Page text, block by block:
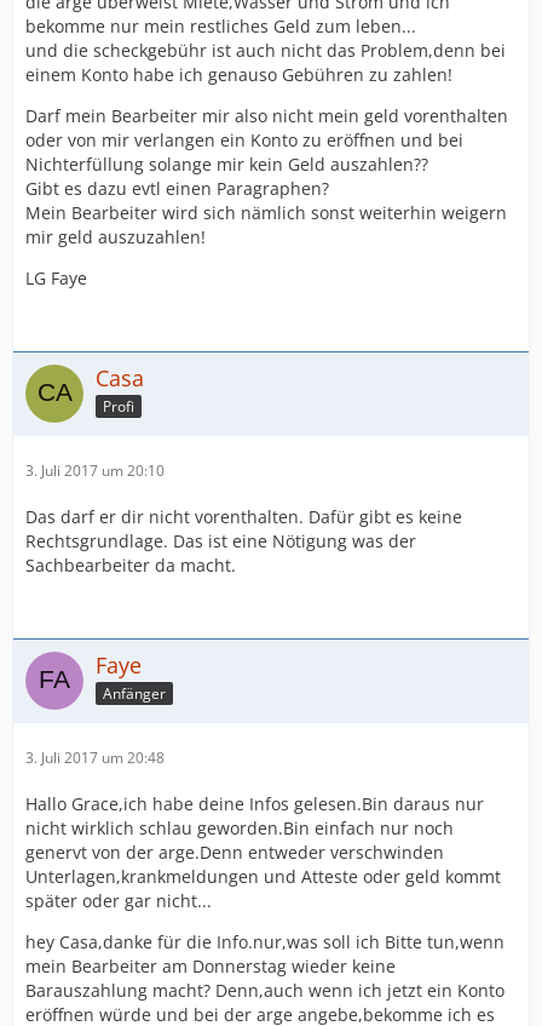
bekomme nur mein restliches Geld zum leben...
und die scheckgebühr ist auch nicht das Problem,denn bei
einem Konto habe ich genauso Gebühren zu zahlen!
Darf mein Bearbeiter mir also nicht mein geld vorenthalten
oder von mir verlangen ein Konto zu eröffnen und bei
Nichterfüllung solange mir kein Geld auszahlen??
Gibt es dazu evtl einen Paragraphen?
Mein Bearbeiter wird sich nämlich sonst weiterhin weigern
mir geld auszuzahlen!
LG Faye
Casa
Profi
3. Juli 2017 um 20:10
Das darf er dir nicht vorenthalten. Dafür gibt es keine
Rechtsgrundlage. Das ist eine Nötigung was der
Sachbearbeiter da macht.
Faye
Anfänger
3. Juli 2017 um 20:48
Hallo Grace,ich habe deine Infos gelesen.Bin daraus nur
nicht wirklich schlau geworden.Bin einfach nur noch
genervt von der arge.Denn entweder verschwinden
Unterlagen,krankmeldungen und Atteste oder geld kommt
später oder gar nicht...
hey Casa,danke für die Info.nur,was soll ich Bitte tun,wenn
mein Bearbeiter am Donnerstag wieder keine
Barauszahlung macht? Denn,auch wenn ich jetzt ein Konto
eröffnen würde und bei der arge angebe,bekomme ich es